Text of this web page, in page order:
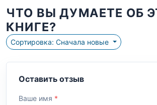
ЧТО ВЫ ДУМАЕТЕ ОБ
КНИГЕ?
Сортировка: Сначала новые
Оставить отзыв
Ваше имя *